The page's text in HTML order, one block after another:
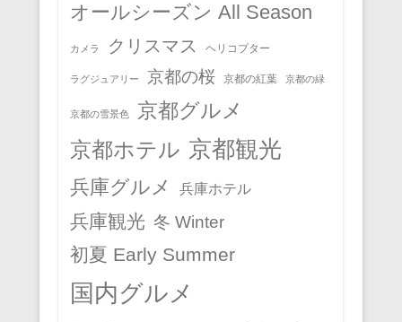
オールシーズン All Season
カメラ クリスマス ヘリコプター
ラグジュアリー 京都の桜 京都の紅葉 京都の緑
京都の雪景色 京都グルメ
京都ホテル 京都観光
兵庫グルメ 兵庫ホテル
兵庫観光 冬 Winter
初夏 Early Summer
国内グルメ